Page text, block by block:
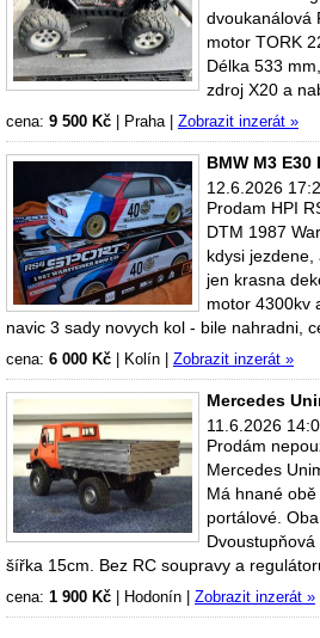
dvoukanálová
motor TORK
Délka 533
zdroj X20 a
cena: 9 500 Kč Praha Zobrazit inzerát »
BMW M3 E30
12.6.2026
Prodam HPI
DTM 1987
kdysi
jen krasna
motor 4300kv
navic 3 sady novych kol - bile nahradni,
cena: 6 000 Kč Kolín Zobrazit inzerát »
Mercedes
11.6.2026
Prodám
Mercedes
Má hnané
portálové.
Dvoustupňová
šířka 15cm. Bez RC soupravy a
cena: 1 900 Kč Hodonín Zobrazit inzerát »